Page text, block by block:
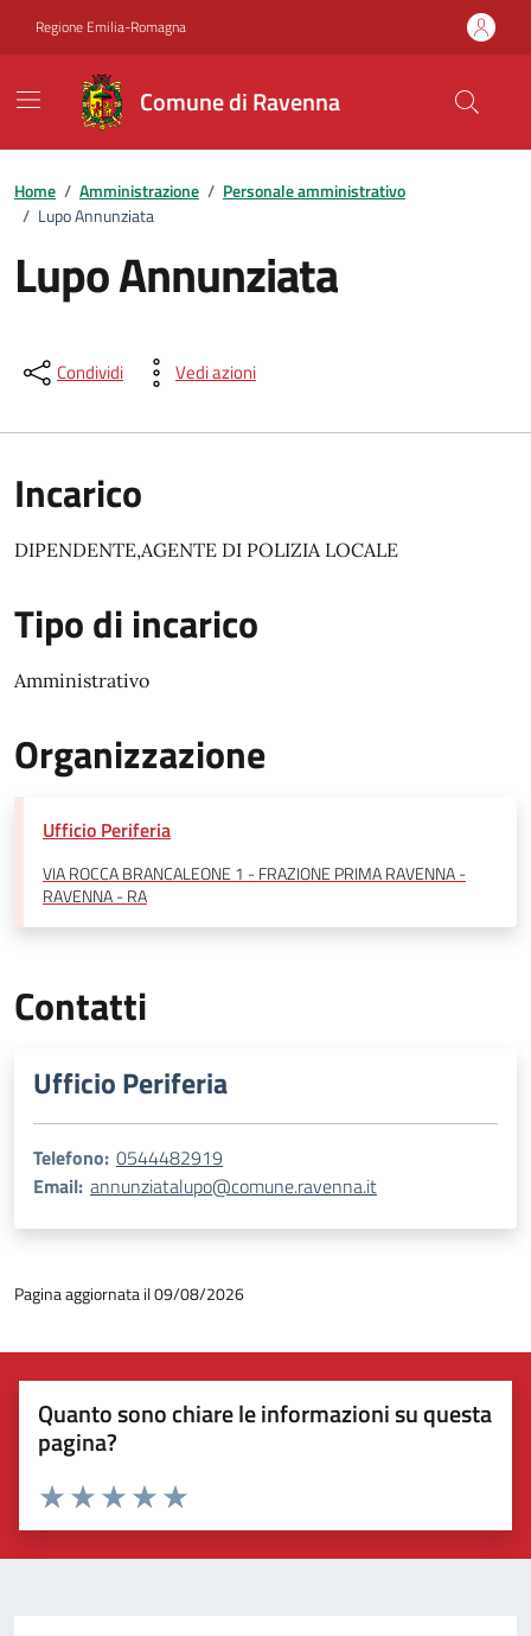
Regione Emilia-Romagna
Comune di Ravenna
Home / Amministrazione / Personale amministrativo
/ Lupo Annunziata
Lupo Annunziata
Condividi Vedi azioni
Incarico
DIPENDENTE,AGENTE DI POLIZIA LOCALE
Tipo di incarico
Amministrativo
Organizzazione
Ufficio Periferia
VIA ROCCA BRANCALEONE 1 - FRAZIONE PRIMA RAVENNA -
RAVENNA - RA
Contatti
Ufficio Periferia
Telefono: 0544482919
Email: annunziatalupo@comune.ravenna.it
Pagina aggiornata il 09/08/2026
Quanto sono chiare le informazioni su questa
pagina?
Valuta 5 stelle su 5
Valuta 4 stelle su 5
Valuta 3 stelle su 5
Valuta 2 stelle su 5
Valuta 1 stelle su 5